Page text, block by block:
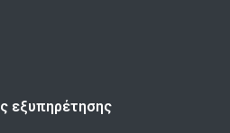
εξυπηρέτησης